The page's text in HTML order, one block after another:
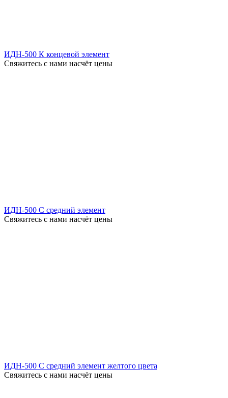
ИДН-500 К концевой элемент
Свяжитесь с нами насчёт цены
ИДН-500 С средний элемент
Свяжитесь с нами насчёт цены
ИДН-500 С средний элемент желтого цвета
Свяжитесь с нами насчёт цены